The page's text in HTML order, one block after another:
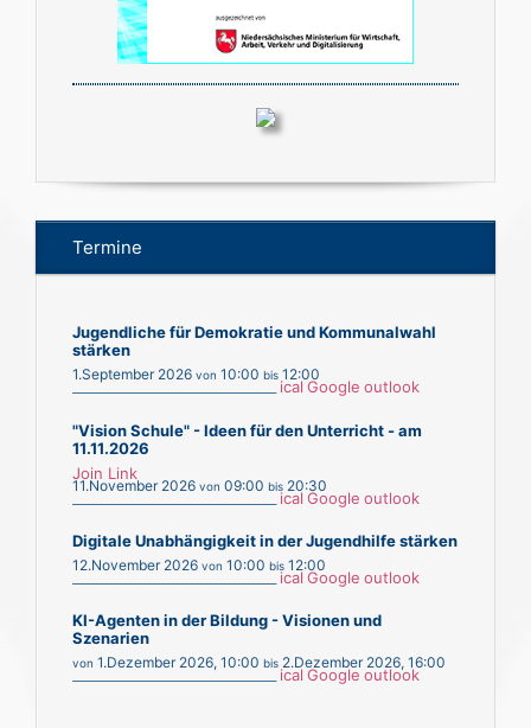
Termine
Jugendliche für Demokratie und Kommunalwahl
stärken
1.September 2026 von 10:00 bis 12:00
ical Google outlook
"Vision Schule" - Ideen für den Unterricht - am
11.11.2026
Join Link
11.November 2026 von 09:00 bis 20:30
ical Google outlook
Digitale Unabhängigkeit in der Jugendhilfe stärken
12.November 2026 von 10:00 bis 12:00
ical Google outlook
KI-Agenten in der Bildung - Visionen und
Szenarien
von 1.Dezember 2026, 10:00 bis 2.Dezember 2026, 16:00
ical Google outlook